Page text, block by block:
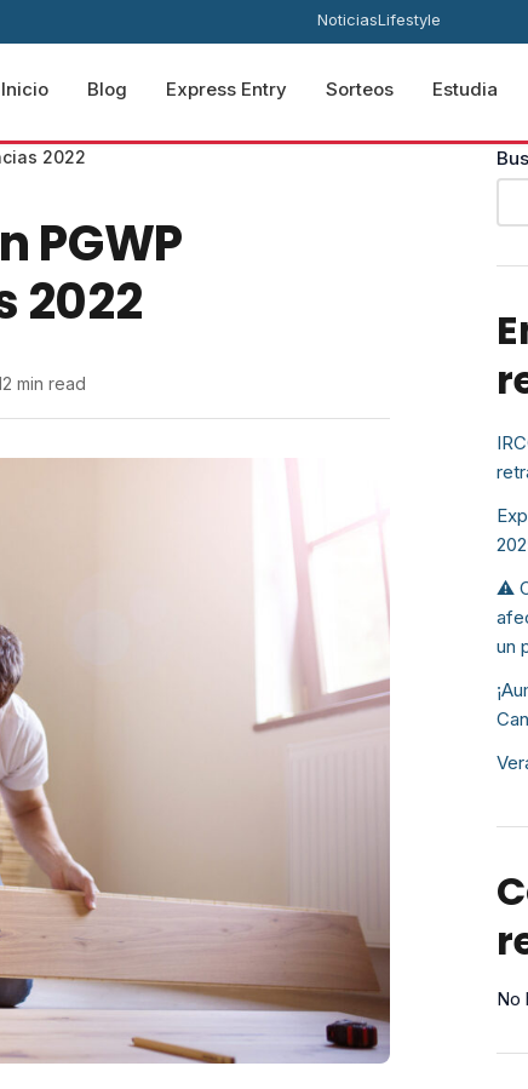
NoticiasLifestyle
Inicio Blog Express Entry Sorteos Estudia
2022
PGWP
2022
2 min read
⚠️
un
No